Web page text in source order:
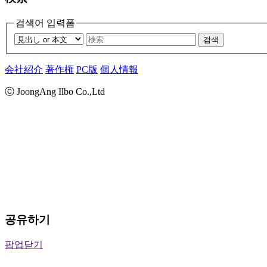
검색어 입력폼
검색
会社紹介 著作権 PC版 個人情報
ⓒ JoongAng Ilbo Co.,Ltd
공유하기
팝업닫기